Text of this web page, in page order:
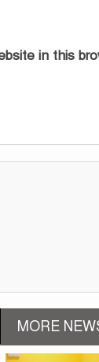
in this
MORE